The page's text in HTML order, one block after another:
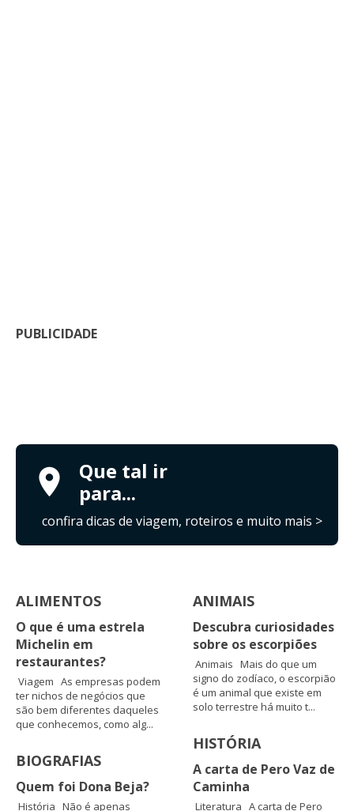
PUBLICIDADE
Que tal ir
para...
confira dicas de viagem, roteiros e muito mais >
ALIMENTOS
O que é uma estrela
Michelin em
restaurantes?
Viagem As empresas podem
ter nichos de negócios que
são bem diferentes daqueles
que conhecemos, como alg...
BIOGRAFIAS
Quem foi Dona Beja?
História Não é apenas
ANIMAIS
Descubra curiosidades
sobre os escorpiões
Animais Mais do que um
signo do zodíaco, o escorpião
é um animal que existe em
solo terrestre há muito t...
HISTÓRIA
A carta de Pero Vaz de
Caminha
Literatura A carta de Pero